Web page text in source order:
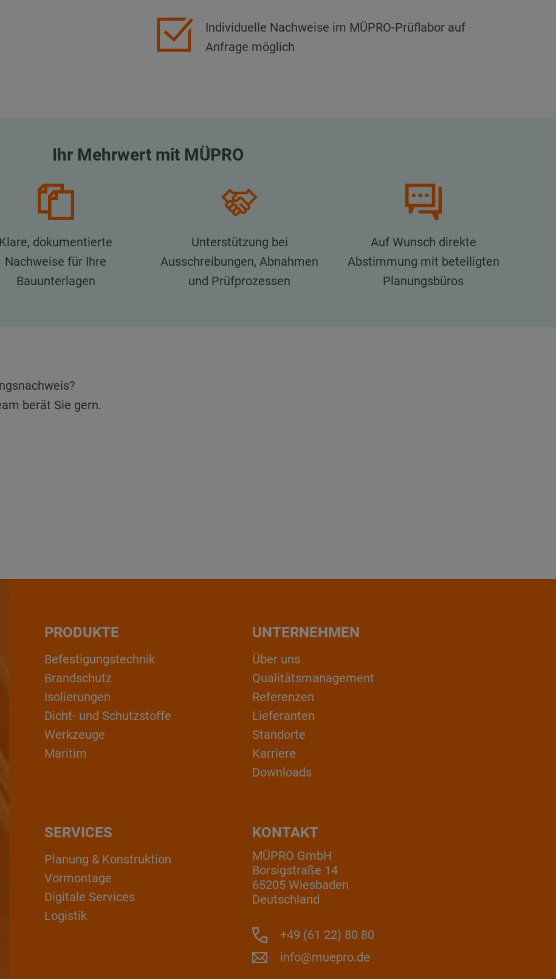
Individuelle Nachweise im MÜPRO-Prüflabor auf
Anfrage möglich
Ihr Mehrwert mit MÜPRO
Klare, dokumentierte
Nachweise für Ihre
Bauunterlagen
Unterstützung bei
Ausschreibungen, Abnahmen
und Prüfprozessen
Auf Wunsch direkte
Abstimmung mit beteiligten
Planungsbüros
berät Sie gern.
PRODUKTE
Befestigungstechnik
Brandschutz
Isolierungen
Dicht- und Schutzstoffe
Werkzeuge
Maritim
UNTERNEHMEN
Über uns
Qualitätsmanagement
Referenzen
Lieferanten
Standorte
Karriere
Downloads
KONTAKT
MÜPRO GmbH
Borsigstraße 14
65205 Wiesbaden
Deutschland
+49 (61 22) 80 80
info@muepro.de
SERVICES
Planung & Konstruktion
Vormontage
Digitale Services
Logistik